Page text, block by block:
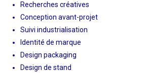
Recherches créatives
Conception avant-projet
Suivi industrialisation
Identité de marque
Design packaging
Design de stand